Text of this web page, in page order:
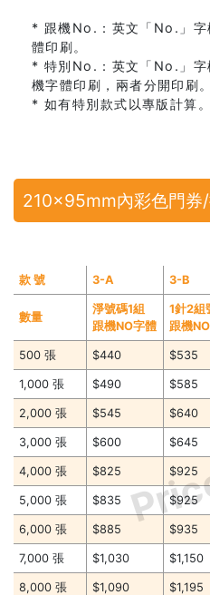
* 跟機No.：英文「No.」字
體印刷。
* 特別No.：英文「No.」字
機字體印刷，兩者分開印刷。
* 如有特別款式以專版計算。
210x95mm內彩色門券
款 號 3-A 3-B
數量
淨號碼1組
跟機NO字體
1針2組
跟機
500 張 $440 $535
1,000 張 $490 $585
2,000 張 $545 $640
3,000 張 $600 $645
4,000 張 $825 $925
5,000 張 $835 $925
6,000 張 $885 $935
7,000 張 $1,030 $1,150
8,000 張 $1,090 $1,195